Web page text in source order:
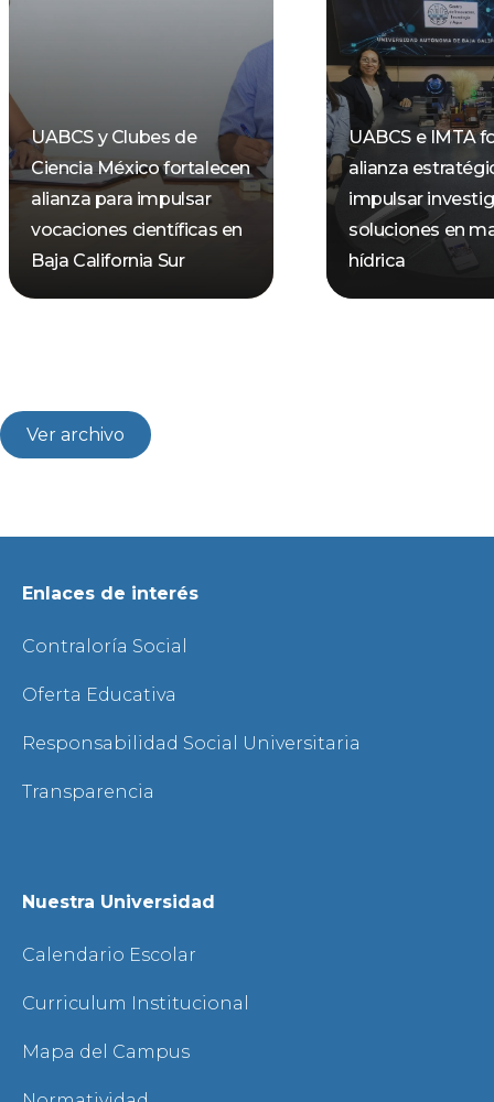
UABCS y Clubes de
Ciencia México fortalecen
alianza para impulsar
vocaciones científicas en
Baja California Sur
UABCS e IMTA
alianza
impulsar
soluciones en
hídrica
Ver archivo
Enlaces de interés
Contraloría Social
Oferta Educativa
Responsabilidad Social Universitaria
Transparencia
Nuestra Universidad
Calendario Escolar
Curriculum Institucional
Mapa del Campus